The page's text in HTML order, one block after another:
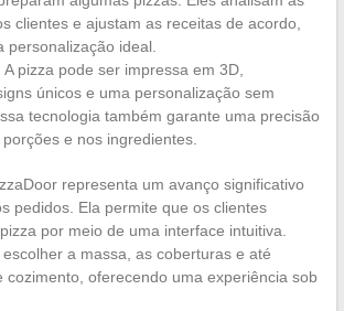
clientes e ajustam as receitas de acordo,
personalização ideal.
A pizza pode ser impressa em 3D,
únicos e uma personalização sem
tecnologia também garante uma precisão
e nos ingredientes.
representa um avanço significativo
pedidos. Ela permite que os clientes
por meio de uma interface intuitiva.
a massa, as coberturas e até
cozimento, oferecendo uma experiência sob